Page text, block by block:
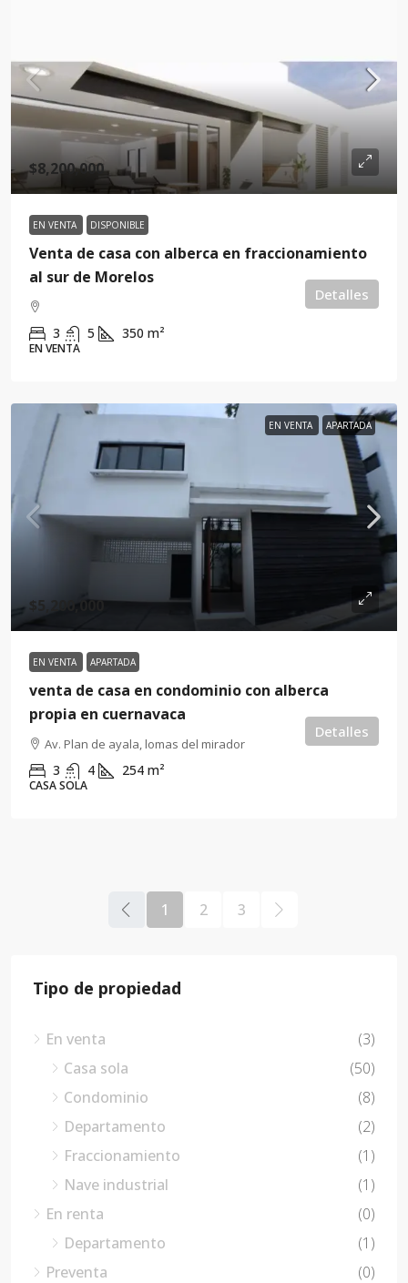
$8,200,000
EN VENTA DISPONIBLE
Venta de casa con alberca en fraccionamiento
al sur de Morelos
3 5 350 m²
EN VENTA
Detalles
EN VENTA APARTADA
$5,200,000
EN VENTA APARTADA
venta de casa en condominio con alberca
propia en cuernavaca
Av. Plan de ayala, lomas del mirador
3 4 254 m²
CASA SOLA
Detalles
1 2 3
Tipo de propiedad
En venta
(3)
Casa sola
(50)
Condominio
(8)
Departamento
(2)
Fraccionamiento
(1)
Nave industrial
(1)
En renta
(0)
Departamento
(1)
Preventa
(0)